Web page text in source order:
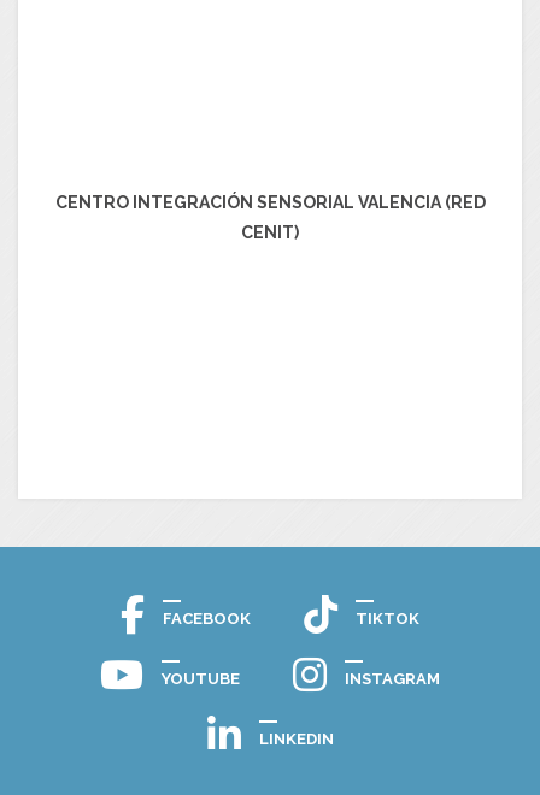
CENTRO INTEGRACIÓN SENSORIAL VALENCIA (RED
CENIT)
FACEBOOK TIKTOK
YOUTUBE INSTAGRAM
LINKEDIN